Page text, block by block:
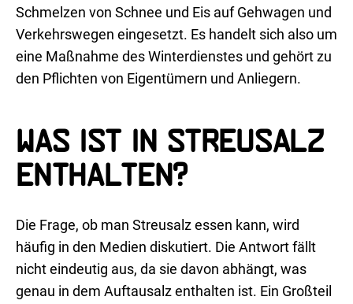
Schmelzen von Schnee und Eis auf Gehwagen und
Verkehrswegen eingesetzt. Es handelt sich also um
eine Maßnahme des Winterdienstes und gehört zu
den Pflichten von Eigentümern und Anliegern.
Was ist in Streusalz
enthalten?
Die Frage, ob man Streusalz essen kann, wird
häufig in den Medien diskutiert. Die Antwort fällt
nicht eindeutig aus, da sie davon abhängt, was
genau in dem Auftausalz enthalten ist. Ein Großteil